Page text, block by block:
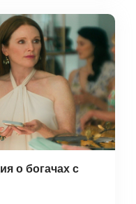
о богачах с